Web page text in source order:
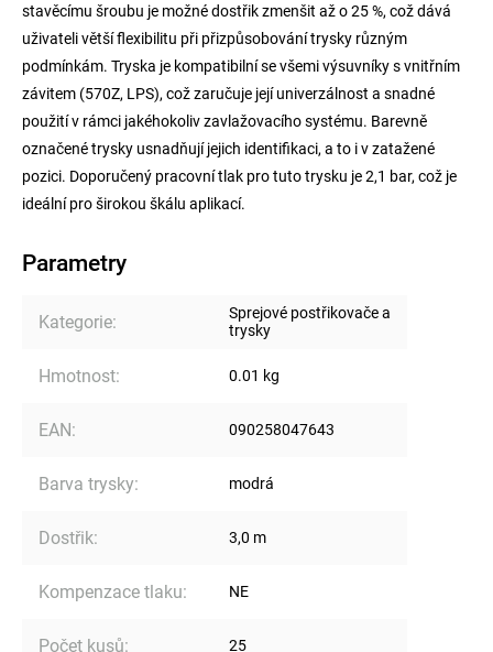
stavěcímu šroubu je možné dostřik zmenšit až o 25 %, což dává
uživateli větší flexibilitu při přizpůsobování trysky různým
podmínkám. Tryska je kompatibilní se všemi výsuvníky s vnitřním
závitem (570Z, LPS), což zaručuje její univerzálnost a snadné
použití v rámci jakéhokoliv zavlažovacího systému. Barevně
označené trysky usnadňují jejich identifikaci, a to i v zatažené
pozici. Doporučený pracovní tlak pro tuto trysku je 2,1 bar, což je
ideální pro širokou škálu aplikací.
Parametry
Kategorie:
Sprejové postřikovače a
trysky
Hmotnost: 0.01 kg
EAN: 090258047643
Barva trysky: modrá
Dostřik: 3,0 m
Kompenzace tlaku: NE
Počet kusů: 25